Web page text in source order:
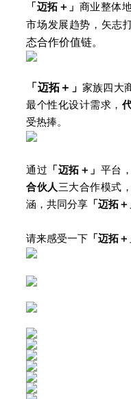
「迈拓 ＋ 」 商业整体
市场发展趋势，矢志
态合作价值链。
「迈拓＋」 家族四大
最个性化设计需求，
受热捧。
通过 「迈拓＋」 平台
合伙人 三大合作模式
涵，共同分享 「迈拓＋
请来感受一下 「迈拓＋